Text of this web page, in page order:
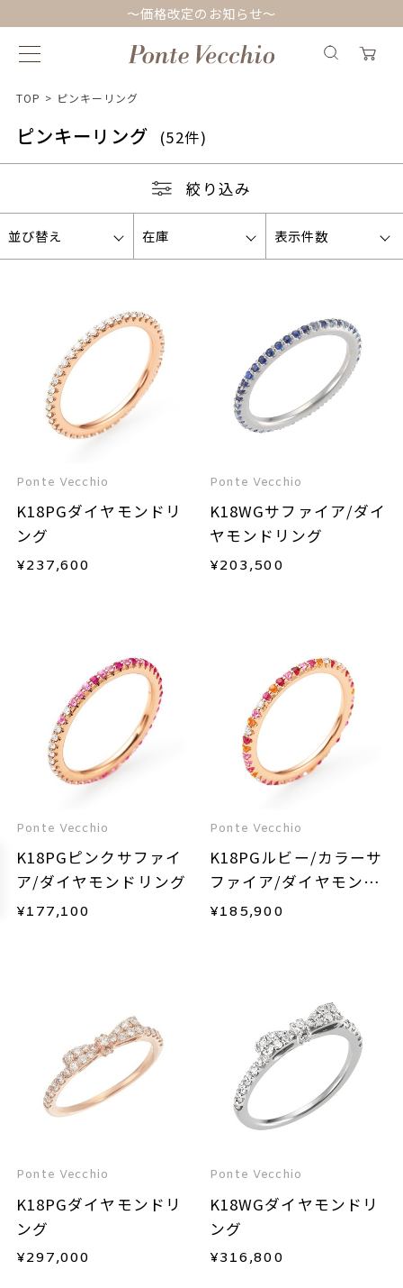
～価格改定のお知らせ～
TOP > ピンキーリング
ピンキーリング (52件)
絞り込み
並び替え 在庫 表示件数
Ponte Vecchio
K18PGダイヤモンドリ
ング
¥237,600
Ponte Vecchio
K18WGサファイア/ダイ
ヤモンドリング
¥203,500
Ponte Vecchio
K18PGピンクサファイ
ア/ダイヤモンドリング
¥177,100
Ponte Vecchio
K18PGルビー/カラーサ
ファイア/ダイヤモンド
リング
¥185,900
Ponte Vecchio
K18PGダイヤモンドリ
ング
¥297,000
Ponte Vecchio
K18WGダイヤモンドリ
ング
¥316,800